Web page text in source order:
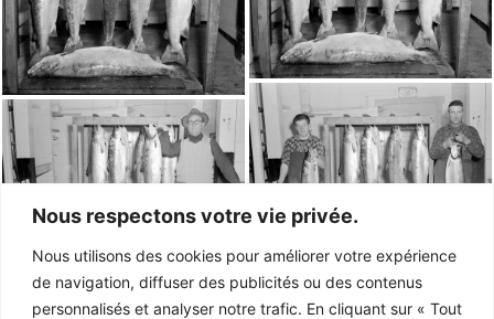
Nous respectons votre vie privée.
Nous utilisons des cookies pour améliorer votre expérience
de navigation, diffuser des publicités ou des contenus
personnalisés et analyser notre trafic. En cliquant sur « Tout